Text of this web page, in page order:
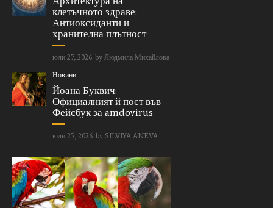
клетъчното здраве:
Антиоксиданти и
хранителна плътност
юли 27, 2026 by Людмила Михайлова
Новини
Йоана Буквич:
Официалният й пост във
Фейсбук за amdovirus
юли 25, 2026 by SILVIYA ANEVA